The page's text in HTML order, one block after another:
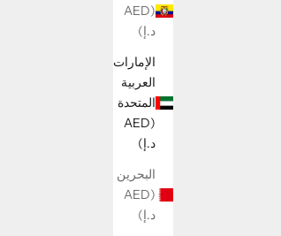
(AED
د.إ)
الإمارات
العربية
المتحدة
(AED
د.إ)
البحرين
(AED
د.إ)